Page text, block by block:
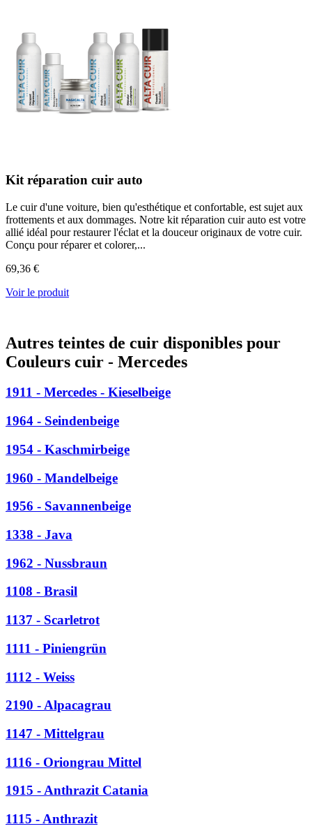
Kit réparation cuir auto
Le cuir d'une voiture, bien qu'esthétique et confortable, est sujet aux
frottements et aux dommages. Notre kit réparation cuir auto est votre
allié idéal pour restaurer l'éclat et la douceur originaux de votre cuir.
Conçu pour réparer et colorer,...
69,36 €
Voir le produit
Autres teintes de cuir disponibles pour
Couleurs cuir - Mercedes
1911 - Mercedes - Kieselbeige
1964 - Seindenbeige
1954 - Kaschmirbeige
1960 - Mandelbeige
1956 - Savannenbeige
1338 - Java
1962 - Nussbraun
1108 - Brasil
1137 - Scarletrot
1111 - Piniengrün
1112 - Weiss
2190 - Alpacagrau
1147 - Mittelgrau
1116 - Oriongrau Mittel
1915 - Anthrazit Catania
1115 - Anthrazit